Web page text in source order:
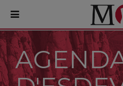
PORTADA
Monestir